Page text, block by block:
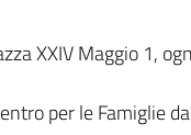
XXIV Maggio 1,
per le